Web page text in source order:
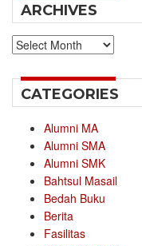
ARCHIVES
Archives
CATEGORIES
Alumni MA
Alumni SMA
Alumni SMK
Bahtsul Masail
Bedah Buku
Berita
Fasilitas